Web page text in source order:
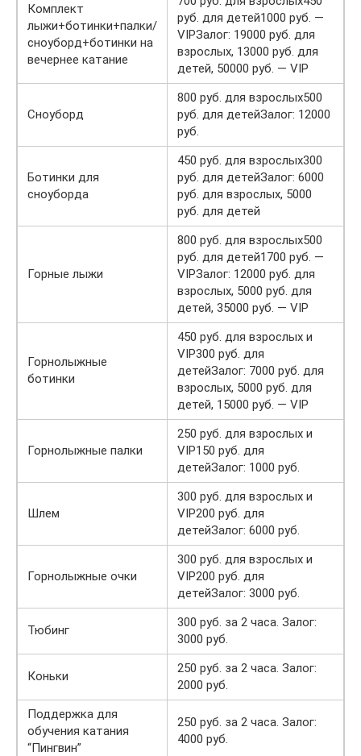
Комплект
лыжи+ботинки+палки/
сноуборд+ботинки на
вечернее катание
руб. для детей1000 руб. —
VIPЗалог: 19000 руб. для
взрослых, 13000 руб. для
детей, 50000 руб. — VIP
Сноуборд
800 руб. для взрослых500
руб. для детейЗалог: 12000
руб.
Ботинки для
сноуборда
450 руб. для взрослых300
руб. для детейЗалог: 6000
руб. для взрослых, 5000
руб. для детей
Горные лыжи
800 руб. для взрослых500
руб. для детей1700 руб. —
VIPЗалог: 12000 руб. для
взрослых, 5000 руб. для
детей, 35000 руб. — VIP
Горнолыжные
ботинки
450 руб. для взрослых и
VIP300 руб. для
детейЗалог: 7000 руб. для
взрослых, 5000 руб. для
детей, 15000 руб. — VIP
Горнолыжные палки
250 руб. для взрослых и
VIP150 руб. для
детейЗалог: 1000 руб.
Шлем
300 руб. для взрослых и
VIP200 руб. для
детейЗалог: 6000 руб.
Горнолыжные очки
300 руб. для взрослых и
VIP200 руб. для
детейЗалог: 3000 руб.
Тюбинг
300 руб. за 2 часа. Залог:
3000 руб.
Коньки
250 руб. за 2 часа. Залог:
2000 руб.
Поддержка для
обучения катания
“Пингвин”
250 руб. за 2 часа. Залог:
4000 руб.